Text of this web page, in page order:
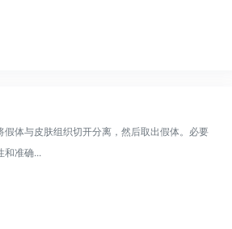
体与皮肤组织切开分离，然后取出假体。必要
和准确...